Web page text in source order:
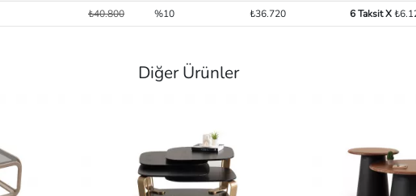
₺40.800 %10 ₺36.720 6 Taksit X
Diğer Ürünler